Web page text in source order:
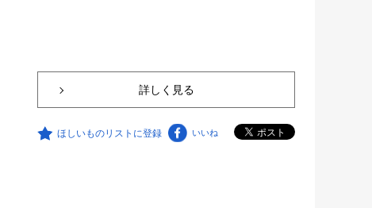
詳しく見る
ほしいものリストに登録 いいね